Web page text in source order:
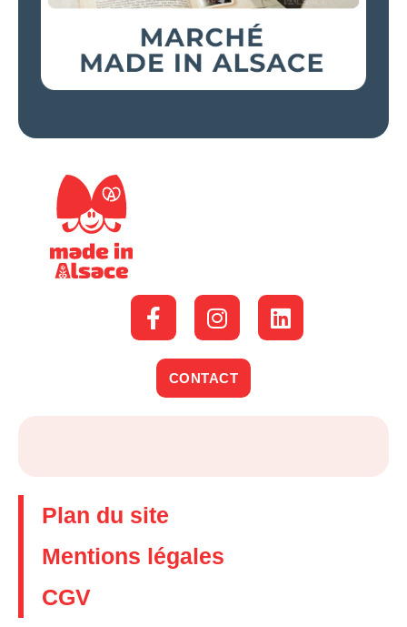
CONTACT
Plan du site
Mentions légales
CGV